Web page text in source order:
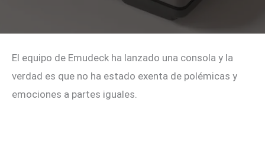
El equipo de Emudeck ha lanzado una consola y la
verdad es que no ha estado exenta de polémicas y
emociones a partes iguales.